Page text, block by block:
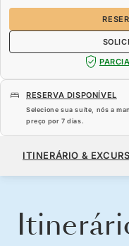
RESERVA DISPONÍVEL
Selecione sua suíte, nós a
preço por 7 dias.
A PARTIR DE
ITINERÁRIO &